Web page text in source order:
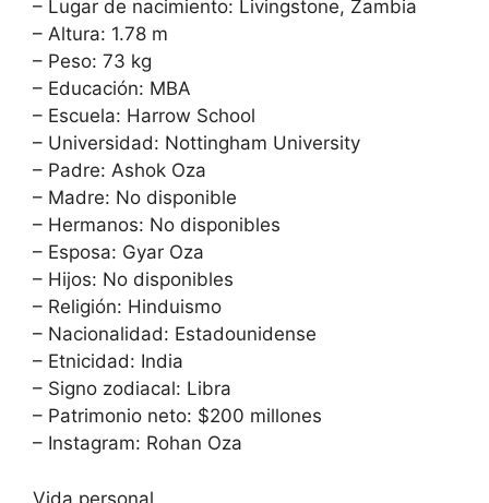
– Lugar de nacimiento: Livingstone, Zambia
– Altura: 1.78 m
– Peso: 73 kg
– Educación: MBA
– Escuela: Harrow School
– Universidad: Nottingham University
– Padre: Ashok Oza
– Madre: No disponible
– Hermanos: No disponibles
– Esposa: Gyar Oza
– Hijos: No disponibles
– Religión: Hinduismo
– Nacionalidad: Estadounidense
– Etnicidad: India
– Signo zodiacal: Libra
– Patrimonio neto: $200 millones
– Instagram: Rohan Oza
Vida personal